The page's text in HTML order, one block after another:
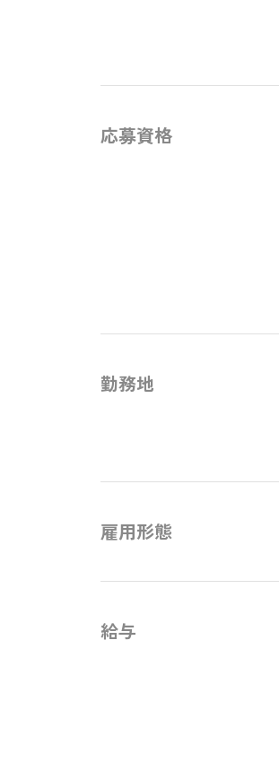
応募資格
勤務地
雇用形態
給与